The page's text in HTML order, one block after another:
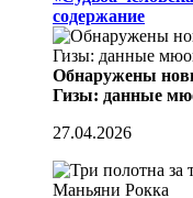
содержание
Обнаружены
Гизы: данные
27.04.2026